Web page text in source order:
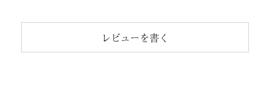
レビューを書く